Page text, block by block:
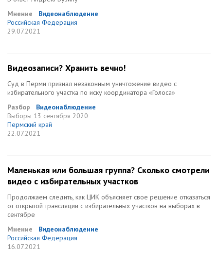
Мнение
Видеонаблюдение
Российская Федерация
29.07.2021
Видеозаписи? Хранить вечно!
Суд в Перми признал незаконным уничтожение видео с
избирательного участка по иску координатора «Голоса»
Разбор
Видеонаблюдение
Выборы 13 сентября 2020
Пермский край
22.07.2021
Маленькая или большая группа? Сколько смотрели
видео с избирательных участков
Продолжаем следить, как ЦИК объясняет свое решение отказаться
от открытой трансляции с избирательных участков на выборах в
сентябре
Мнение
Видеонаблюдение
Российская Федерация
16.07.2021